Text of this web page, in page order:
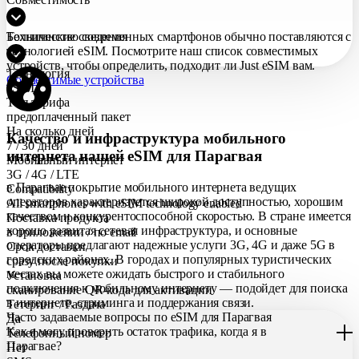
Большинство современных смартфонов обычно поставляются с
технологией eSIM. Посмотрите наш список совместимых
устройств, чтобы определить, подходит ли Just eSIM вам.
Совместимые устройства
Технические сведения
Технология
eSIM
Тип тарифа
предоплаченный пакет
На сколько дней
7 / 30 дней
Мобильный интернет
3G / 4G / LTE
Compatibility
All smartphones with eSIM technology enabled
Поставка продукта
в приложении / по еmail
Срок доставки
сразу после покупки
Установка
сканирование QR-кода для активации
Тетеринг / Раздача
Да
Телефонный номер
Нет
Качество и инфраструктура мобильного
интернета нашей eSIM для Парагвая
в Парагвае покрытие мобильного интернета ведущих
операторов характеризуется широкой доступностью, хорошим
качеством и конкурентоспособной скоростью. В стране имеется
хорошо развитая сетевая инфраструктура, и основные
операторы предлагают надежные услуги 3G, 4G и даже 5G в
городских районах. В городах и популярных туристических
местах вы можете ожидать быстрого и стабильного
подключения к мобильному интернету — подойдет для поиска
в интернете, стриминга и поддержания связи.
Часто задаваемые вопросы по eSIM для Парагвая
Как я могу проверить остаток трафика, когда я в
Парагвае?